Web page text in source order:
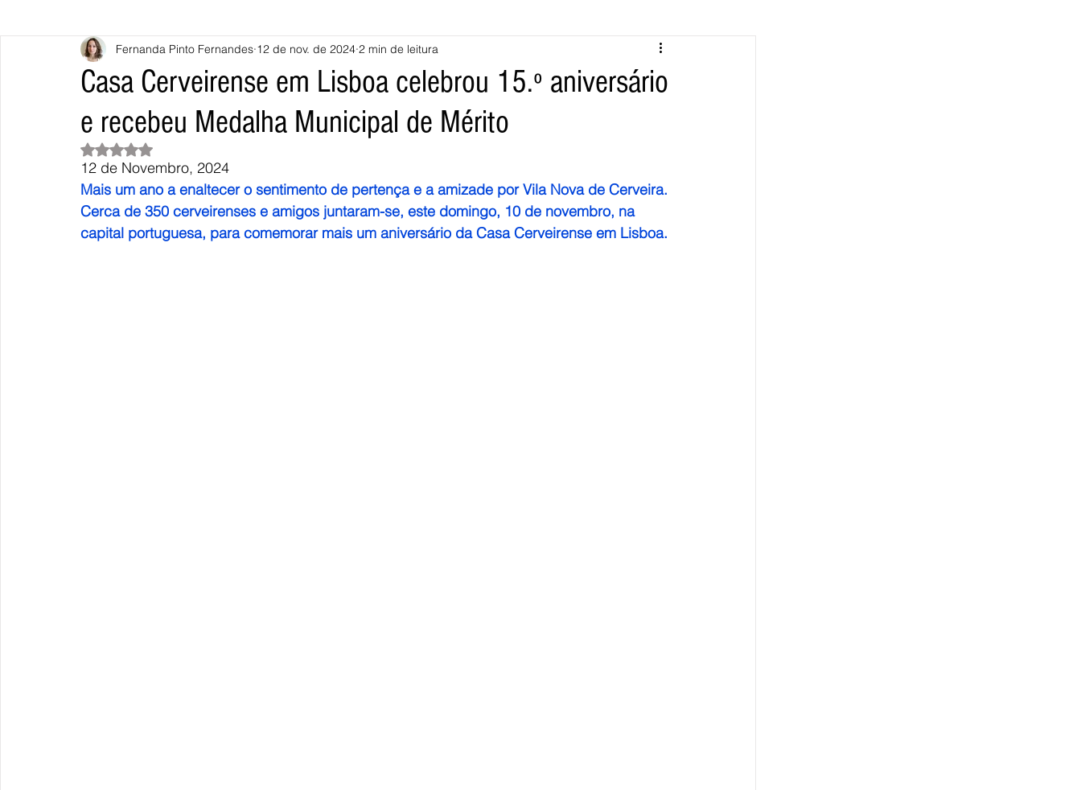
Vila Nova de Cerveira Monção Valença Melgaço
Terras de Bouro Póvoa de Lanhoso Vieira do Minho Vila Verde Braga Barcelos
Casa Cerveirense em Lisboa celebrou 15.º aniversário
e recebeu Medalha Municipal de Mérito
Fernanda Pinto Fernandes 12 de nov. de 2024 2 min de leitura
Avaliado com NaN de 5 estrelas.
12 de Novembro, 2024
Mais um ano a enaltecer o sentimento de pertença e a amizade por Vila Nova de Cerveira.
Cerca de 350 cerveirenses e amigos juntaram-se, este domingo, 10 de novembro, na
capital portuguesa, para comemorar mais um aniversário da Casa Cerveirense em Lisboa.